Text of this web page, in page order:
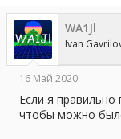
WA1Jl
Ivan
16 Май 2020
Если я
чтобы можно